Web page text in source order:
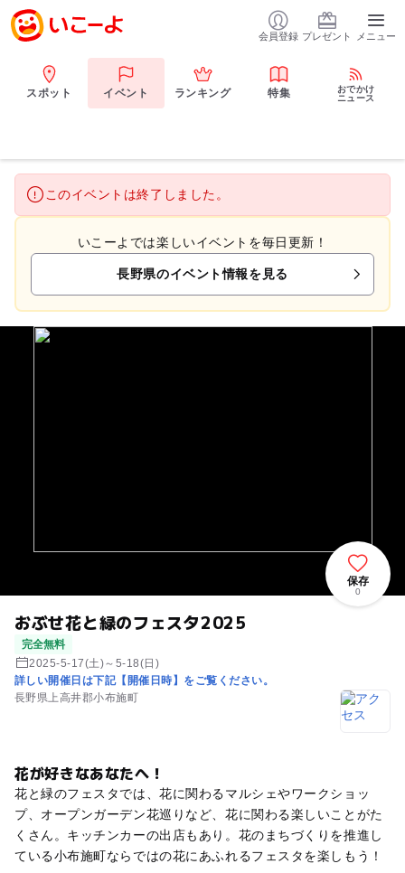
会員登録 プレゼント メニュー
スポット イベント ランキング 特集
おでかけ
ニュース
このイベントは終了しました。
いこーよでは楽しいイベントを毎日更新！
長野県のイベント情報を見る
おぶせ花と緑のフェスタ2025
完全無料
2025-5-17(土)～5-18(日)
詳しい開催日は下記【開催日時】をご覧ください。
長野県上高井郡小布施町
保存
0
花が好きなあなたへ！
花と緑のフェスタでは、花に関わるマルシェやワークショッ
プ、オープンガーデン花巡りなど、花に関わる楽しいことがた
くさん。キッチンカーの出店もあり。花のまちづくりを推進し
ている小布施町ならではの花にあふれるフェスタを楽しもう！